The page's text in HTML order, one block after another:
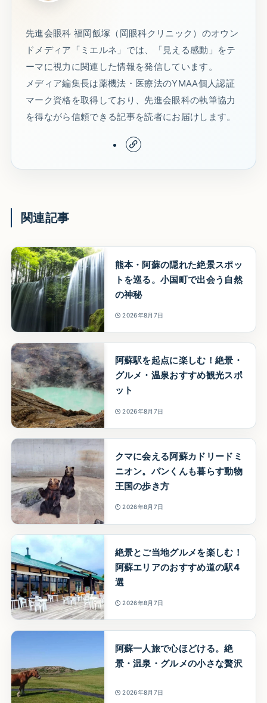
先進会眼科 福岡飯塚（岡眼科クリニック）のオウン
ドメディア「ミエルネ」では、「見える感動」をテ
ーマに視力に関連した情報を発信しています。
メディア編集長は薬機法・医療法のYMAA個人認証
マーク資格を取得しており、先進会眼科の執筆協力
を得ながら信頼できる記事を読者にお届けします。
関連記事
熊本・阿蘇の隠れた絶景スポッ
トを巡る。小国町で出会う自然
の神秘
2026年8月7日
阿蘇駅を起点に楽しむ！絶景・
グルメ・温泉おすすめ観光スポ
ット
2026年8月7日
クマに会える阿蘇カドリードミ
ニオン。パンくんも暮らす動物
王国の歩き方
2026年8月7日
絶景とご当地グルメを楽しむ！
阿蘇エリアのおすすめ道の駅4
選
2026年8月7日
阿蘇一人旅で心ほどける。絶
景・温泉・グルメの小さな贅沢
2026年8月7日